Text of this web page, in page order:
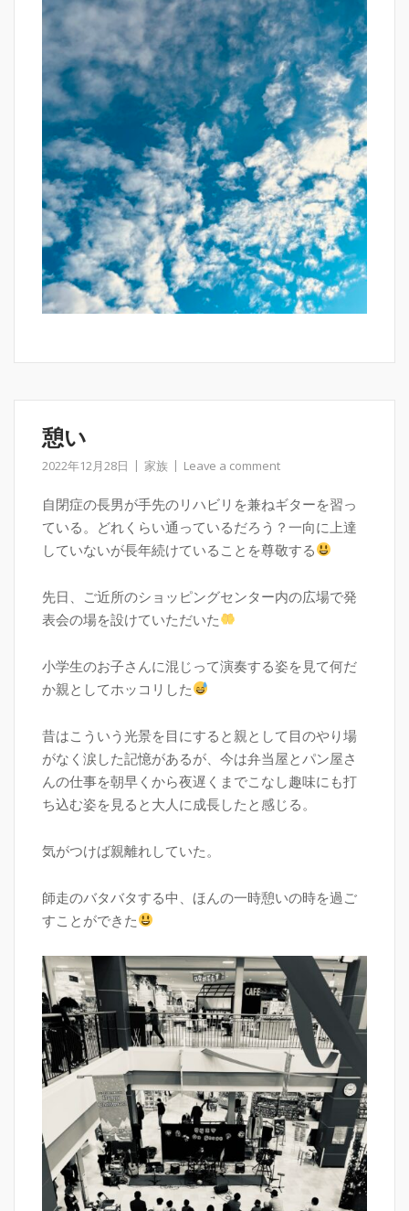
憩い
2022年12月28日 家族 Leave a comment
自閉症の長男が手先のリハビリを兼ねギターを習っ
ている。どれくらい通っているだろう？一向に上達
していないが長年続けていることを尊敬する
先日、ご近所のショッピングセンター内の広場で発
表会の場を設けていただいた
小学生のお子さんに混じって演奏する姿を見て何だ
か親としてホッコリした
昔はこういう光景を目にすると親として目のやり場
がなく涙した記憶があるが、今は弁当屋とパン屋さ
んの仕事を朝早くから夜遅くまでこなし趣味にも打
ち込む姿を見ると大人に成長したと感じる。
気がつけば親離れしていた。
師走のバタバタする中、ほんの一時憩いの時を過ご
すことができた